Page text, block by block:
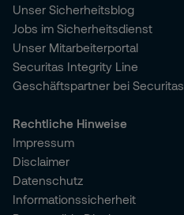
Unser Sicherheitsblog
Jobs im Sicherheitsdienst
Unser Mitarbeiterportal
Securitas Integrity Line
Geschäftspartner bei Securitas
Rechtliche Hinweise
Impressum
Disclaimer
Datenschutz
Informationssicherheit